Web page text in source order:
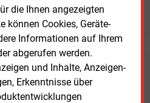
die Ihnen angezeigten
können Cookies, Geräte-
Informationen auf Ihrem
abgerufen werden.
und Inhalte, Anzeigen-
Erkenntnisse über
kostenlos und